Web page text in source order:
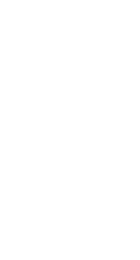
та